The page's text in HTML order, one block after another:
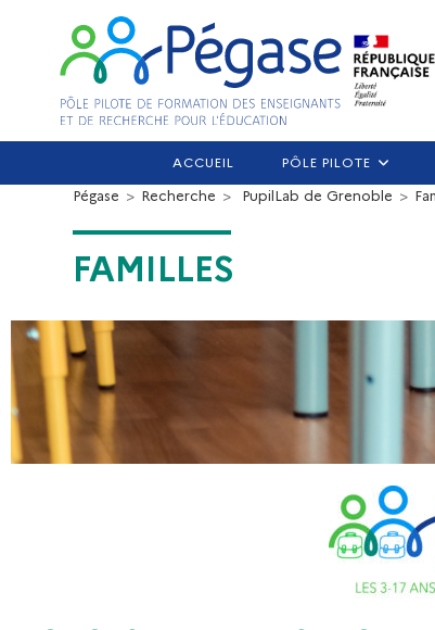
ACCUEIL PÔLE PILOTE
FAMILLES
Pégase > Recherche > PupilLab de Grenoble >